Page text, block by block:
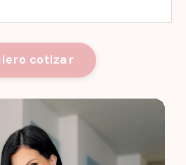
cotizar